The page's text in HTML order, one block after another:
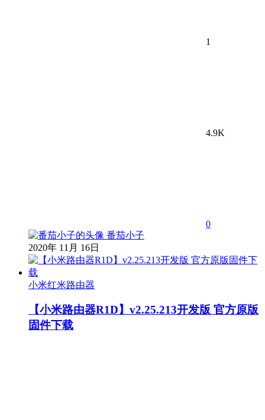
1
4.9K
0
番茄小子
2020年 11月 16日
小米红米路由器
【小米路由器R1D】v2.25.213开发版 官方原版
固件下载